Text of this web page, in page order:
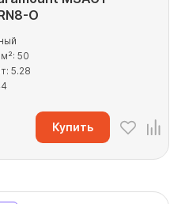
O
50
5.28
Купить